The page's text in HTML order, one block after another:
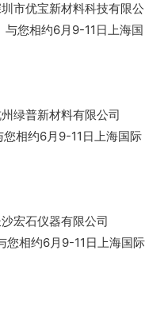
市优宝新材料科技有限公
与您相约6月9-11日上海国
绿普新材料有限公司
您相约6月9-11日上海国际
宏石仪器有限公司
您相约6月9-11日上海国际